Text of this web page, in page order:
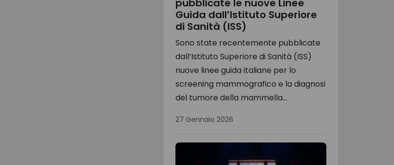
pubblicate le nuove Linee
Guida dall’Istituto Superiore
di Sanità (ISS)
Sono state recentemente pubblicate
dall’Istituto Superiore di Sanità (ISS)
nuove linee guida italiane per lo
screening mammografico e la diagnosi
del tumore della mammella...
27 Gennaio 2026